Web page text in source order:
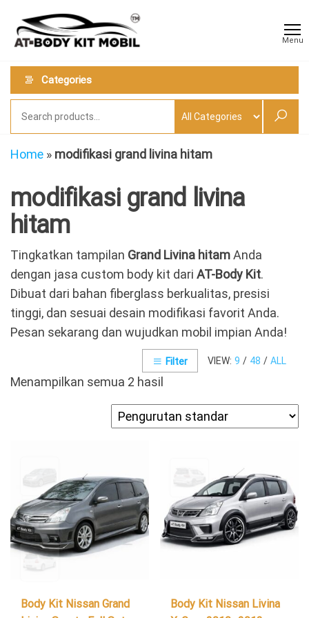
the
content
Kit
Mobil
Menu
Categories
Home » modifikasi grand livina hitam
modifikasi grand livina
hitam
Tingkatkan tampilan Grand Livina hitamAnda
dengan jasa custom body kit dari AT-Body Kit.
Dibuat dari bahan fiberglass berkualitas, presisi
tinggi, dan sesuai desain modifikasi favorit Anda.
Pesan sekarang dan wujudkan mobil impian Anda!
VIEW: 9 / 48 / ALL
Filter
Menampilkan semua 2 hasil
Body Kit Nissan Grand
Body Kit Nissan Livina